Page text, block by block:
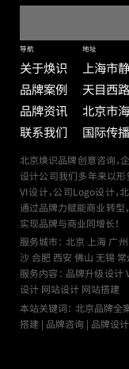
导航
关于焕识
品牌案例
品牌资讯
联系我们
地址
上海市
天目西
北京市
国际传
北京焕识品牌创意咨询，
设计公司我们多年来以形
VI设计，公司Logo设计，
通过品牌力赋能商业转型
实现品牌与商业同增长！
服务城市： 北京 上海 广州
沙 合肥 西安 佛山 无锡 常
服务内容： 品牌升级设
设计 网站设计 网站搭建
本站关键词： 北京品牌
搭建 | 品牌咨询 | 品牌设计